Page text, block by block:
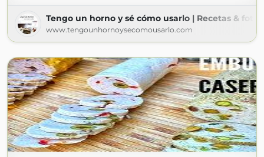
Tengo un horno y sé cómo usarlo | Recetas &
www.tengounhornoysecomousarlo.com